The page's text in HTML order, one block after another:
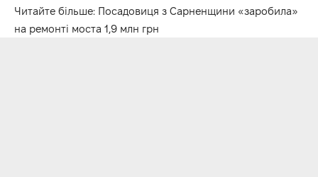
Читайте більше: Посадовиця з Сарненщини «заробила»
на ремонті моста 1,9 млн грн